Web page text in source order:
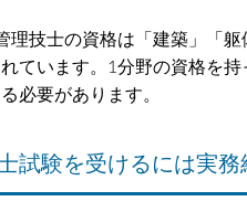
理技士の資格は「建築」「
れています。1分野の資格を
必要があります。
試験を受けるには実務